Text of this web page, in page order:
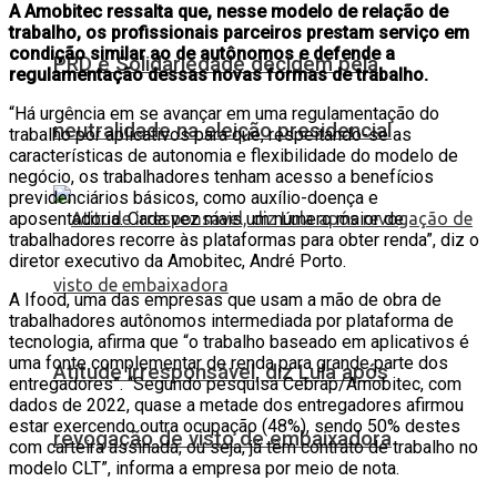
PRD e Solidariedade decidem pela
neutralidade na eleição presidencial
Atitude irresponsável, diz Lula após
revogação de visto de embaixadora
A Amobitec ressalta que, nesse modelo de relação de
trabalho, os profissionais parceiros prestam serviço em
condição similar ao de autônomos e defende a
regulamentação dessas novas formas de trabalho.
“Há urgência em se avançar em uma regulamentação do
trabalho por aplicativos para que, respeitando-se as
características de autonomia e flexibilidade do modelo de
negócio, os trabalhadores tenham acesso a benefícios
previdenciários básicos, como auxílio-doença e
aposentadoria. Cada vez mais um número maior de
trabalhadores recorre às plataformas para obter renda”, diz o
diretor executivo da Amobitec, André Porto.
A Ifood, uma das empresas que usam a mão de obra de
trabalhadores autônomos intermediada por plataforma de
tecnologia, afirma que “o trabalho baseado em aplicativos é
uma fonte complementar de renda para grande parte dos
entregadores”. “Segundo pesquisa Cebrap/Amobitec, com
dados de 2022, quase a metade dos entregadores afirmou
estar exercendo outra ocupação (48%), sendo 50% destes
com carteira assinada, ou seja, já têm contrato de trabalho no
modelo CLT”, informa a empresa por meio de nota.